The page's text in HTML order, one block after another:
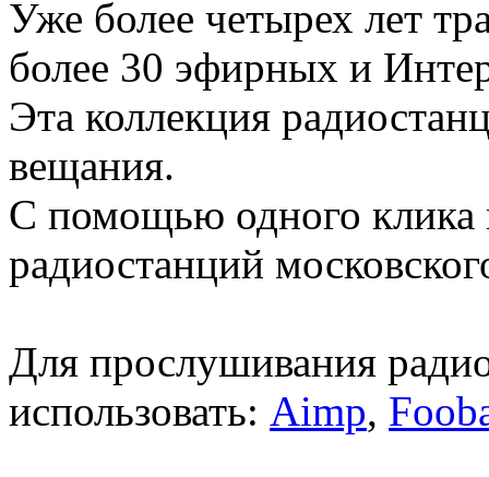
Уже более четырех лет
более 30 эфирных и
Эта коллекция
вещания.
С помощью одного клика
радиостанций
Для прослушивания
использовать: Aimp,